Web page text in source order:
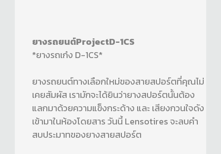
ยางรถยนต์ProjectD-1CS
*ยางรถเก๋ง D-1CS*
ยางรถยนต์ทางเลือกใหม่ของสายสปอร์ตที่คุณไม่
เคยสัมผัส เรามักจะได้ยินว่ายางสปอร์ตนั้นต้อง
แลกมาด้วยความแข็งกระด้าง และ เสียงกวนใจดัง
เข้ามาในห้องโดยสาร วันนี้ Lensotires จะลบคำ
สบประมาทของยางสายสปอร์ต